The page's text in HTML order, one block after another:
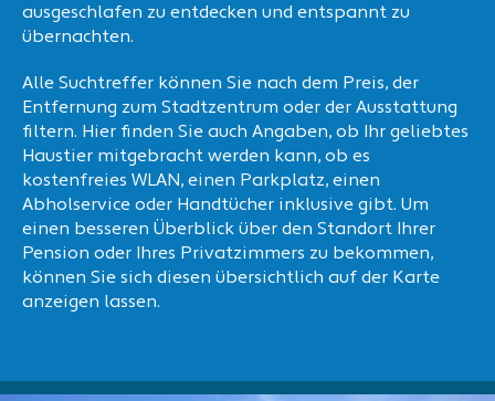
ausgeschlafen zu entdecken und entspannt zu
übernachten.
Alle Suchtreffer können Sie nach dem Preis, der
Entfernung zum Stadtzentrum oder der Ausstattung
filtern. Hier finden Sie auch Angaben, ob Ihr geliebtes
Haustier mitgebracht werden kann, ob es
kostenfreies WLAN, einen Parkplatz, einen
Abholservice oder Handtücher inklusive gibt. Um
einen besseren Überblick über den Standort Ihrer
Pension oder Ihres Privatzimmers zu bekommen,
können Sie sich diesen übersichtlich auf der Karte
anzeigen lassen.